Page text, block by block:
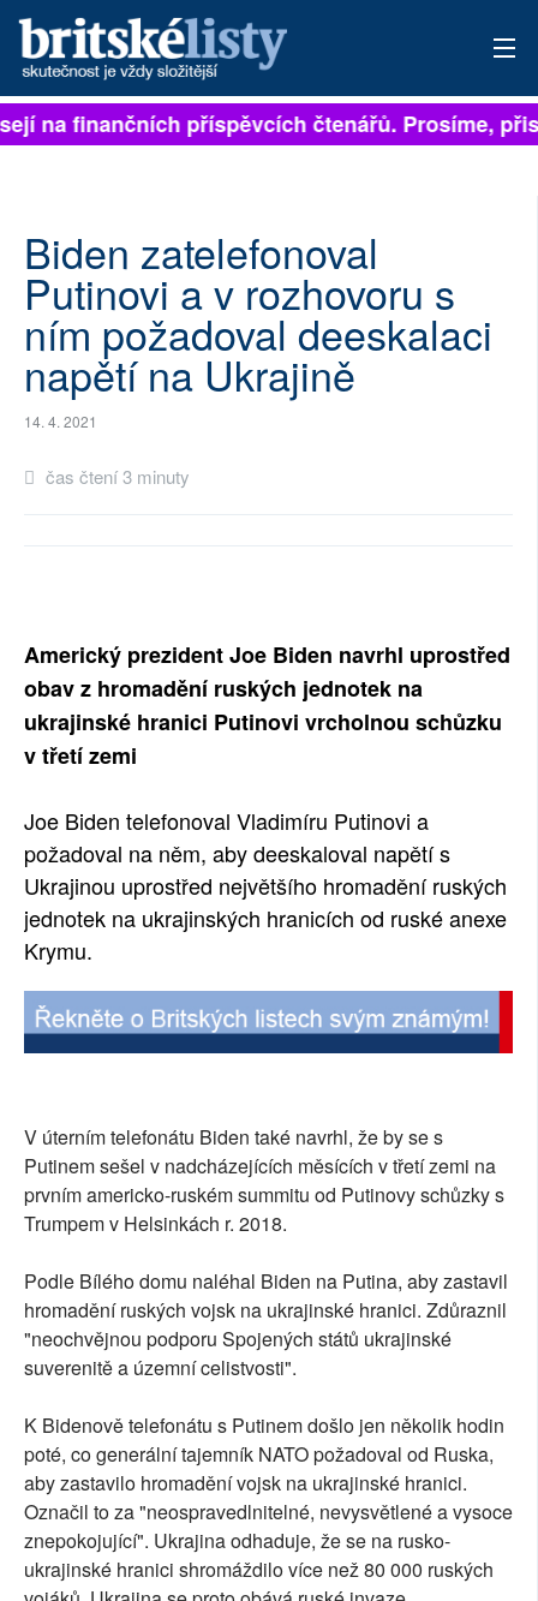
PŘIHLÁSIT
ARCHIV
ROZHOVORY
TÉMATA
NEJČTENĚJŠÍ ZA 7 DNÍ
PLNÁ VERZE STRÁNEK
na finančních příspěvcích čtenářů. Prosíme,
Biden zatelefonoval
Putinovi a v rozhovoru s
ním požadoval deeskalaci
napětí na Ukrajině
14. 4. 2021
čas čtení 3 minuty
Americký prezident Joe Biden navrhl uprostřed
obav z hromadění ruských jednotek na
ukrajinské hranici Putinovi vrcholnou schůzku
v třetí zemi
Joe Biden telefonoval Vladimíru Putinovi a
požadoval na něm, aby deeskaloval napětí s
Ukrajinou uprostřed největšího hromadění ruských
jednotek na ukrajinských hranicích od ruské anexe
Krymu.
V úterním telefonátu Biden také navrhl, že by se s
Putinem sešel v nadcházejících měsících v třetí zemi na
prvním americko-ruském summitu od Putinovy schůzky s
Trumpem v Helsinkách r. 2018.
Podle Bílého domu naléhal Biden na Putina, aby zastavil
hromadění ruských vojsk na ukrajinské hranici. Zdůraznil
"neochvějnou podporu Spojených států ukrajinské
suverenitě a územní celistvosti".
K Bidenově telefonátu s Putinem došlo jen několik hodin
poté, co generální tajemník NATO požadoval od Ruska,
aby zastavilo hromadění vojsk na ukrajinské hranici.
Označil to za "neospravedlnitelné, nevysvětlené a vysoce
znepokojující". Ukrajina odhaduje, že se na rusko-
ukrajinské hranici shromáždilo více než 80 000 ruských